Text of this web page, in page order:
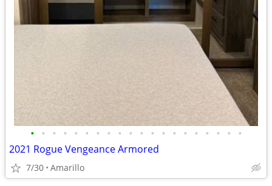
• • • • • • • • • • • • • • • • • • • •
2021 Rogue Vengeance Armored
7/30 Amarillo